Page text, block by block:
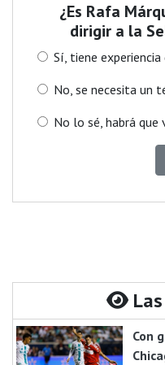
¿Es Rafa
dirigir a la
Sí, tiene experiencia
No, se necesita un
No lo sé, habrá
Con